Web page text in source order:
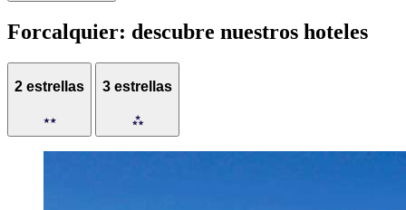
Forcalquier: descubre nuestros hoteles
2 estrellas 3 estrellas